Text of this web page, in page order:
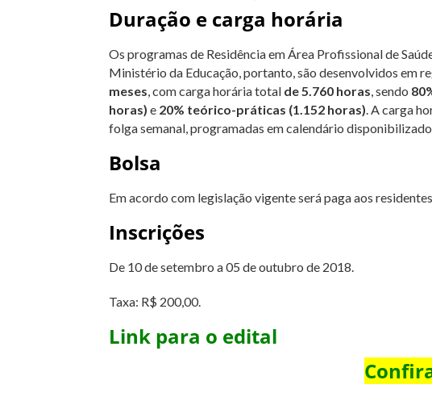
Duração e carga horária
Os programas de Residência em Área Profissional de
Ministério da Educação, portanto, são desenvolvidos em
meses, com carga horária totalde 5.760 horas, sendo
horas) e20% teórico-práticas (1.152 horas). A carga
folga semanal, programadas em calendário
Bolsa
Em acordo com legislação vigente será paga aos
Inscrições
De 10 de setembro a 05 de outubro de 2018.
Taxa: R$ 200,00.
Link para o edital